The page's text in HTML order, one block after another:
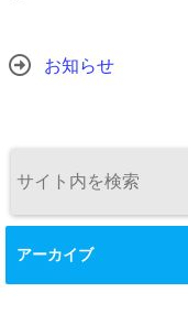
お知らせ
アーカイブ